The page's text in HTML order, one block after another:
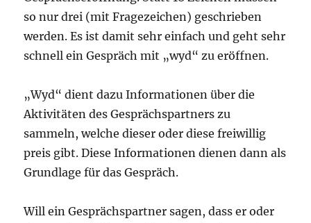
so nur drei (mit Fragezeichen) geschrieben
werden. Es ist damit sehr einfach und geht sehr
schnell ein Gespräch mit „wyd“ zu eröffnen.
„Wyd“ dient dazu Informationen über die
Aktivitäten des Gesprächspartners zu
sammeln, welche dieser oder diese freiwillig
preis gibt. Diese Informationen dienen dann als
Grundlage für das Gespräch.
Will ein Gesprächspartner sagen, dass er oder